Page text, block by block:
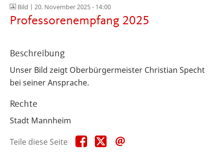
Bild | 20. November 2025 - 14:00
Professorenempfang 2025
Beschreibung
Unser Bild zeigt Oberbürgermeister Christian Specht
bei seiner Ansprache.
Rechte
Stadt Mannheim
Teile diese Seite
Teile
diese
Teile
diese